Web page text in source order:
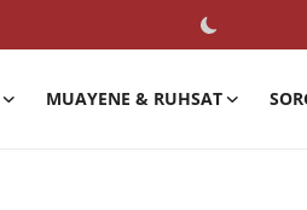
MUAYENE & RUHSAT